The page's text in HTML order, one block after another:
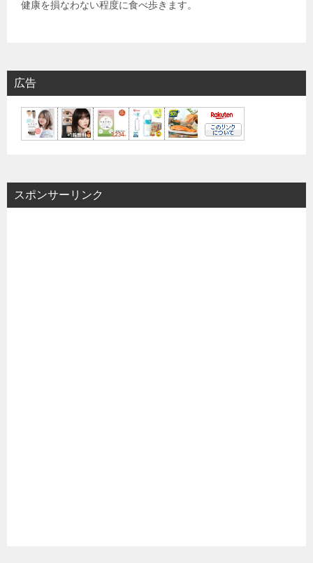
健康を損なわない程度に食べ歩きます。
広告
スポンサーリンク